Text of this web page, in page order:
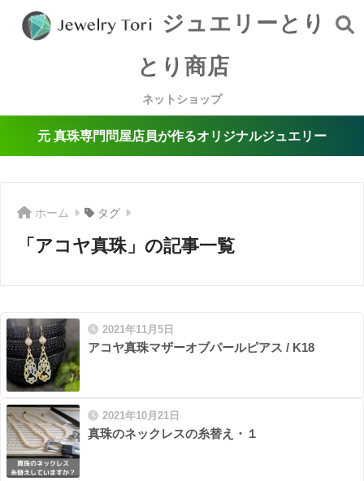
ジュエリーとり
とり商店
ネットショップ
元 真珠専門問屋店員が作るオリジナルジュエリー
ホーム タグ
「アコヤ真珠」の記事一覧
2021年11月5日
アコヤ真珠マザーオブパールピアス / K18
2021年10月21日
真珠のネックレスの糸替え・１